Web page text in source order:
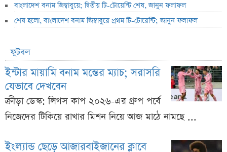
বাংলাদেশ বনাম জিম্বাবুয়ে; দ্বিতীয় টি-টোয়েন্টি শেষ, জানুন ফলাফল
শেষ হলো, বাংলাদেশ বনাম জিম্বাবুয়ে প্রথম টি-টোয়েন্টি; জানুন ফলাফল
ফুটবল
ইন্টার মায়ামি বনাম মন্তের ম্যাচ; সরাসরি
যেভাবে দেখবেন
ক্রীড়া ডেস্ক: লিগস কাপ ২০২৬-এর গ্রুপ পর্বে
নিজেদের টিকিয়ে রাখার মিশন নিয়ে আজ মাঠে নামছে ...
ইংল্যান্ড ছেড়ে আজারবাইজানের ক্লাবে